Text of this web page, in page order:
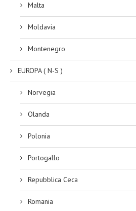
Malta
Moldavia
Montenegro
EUROPA ( N-S )
Norvegia
Olanda
Polonia
Portogallo
Repubblica Ceca
Romania